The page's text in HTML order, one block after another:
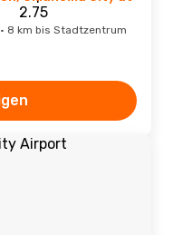
8 km bis Stadtzentrum